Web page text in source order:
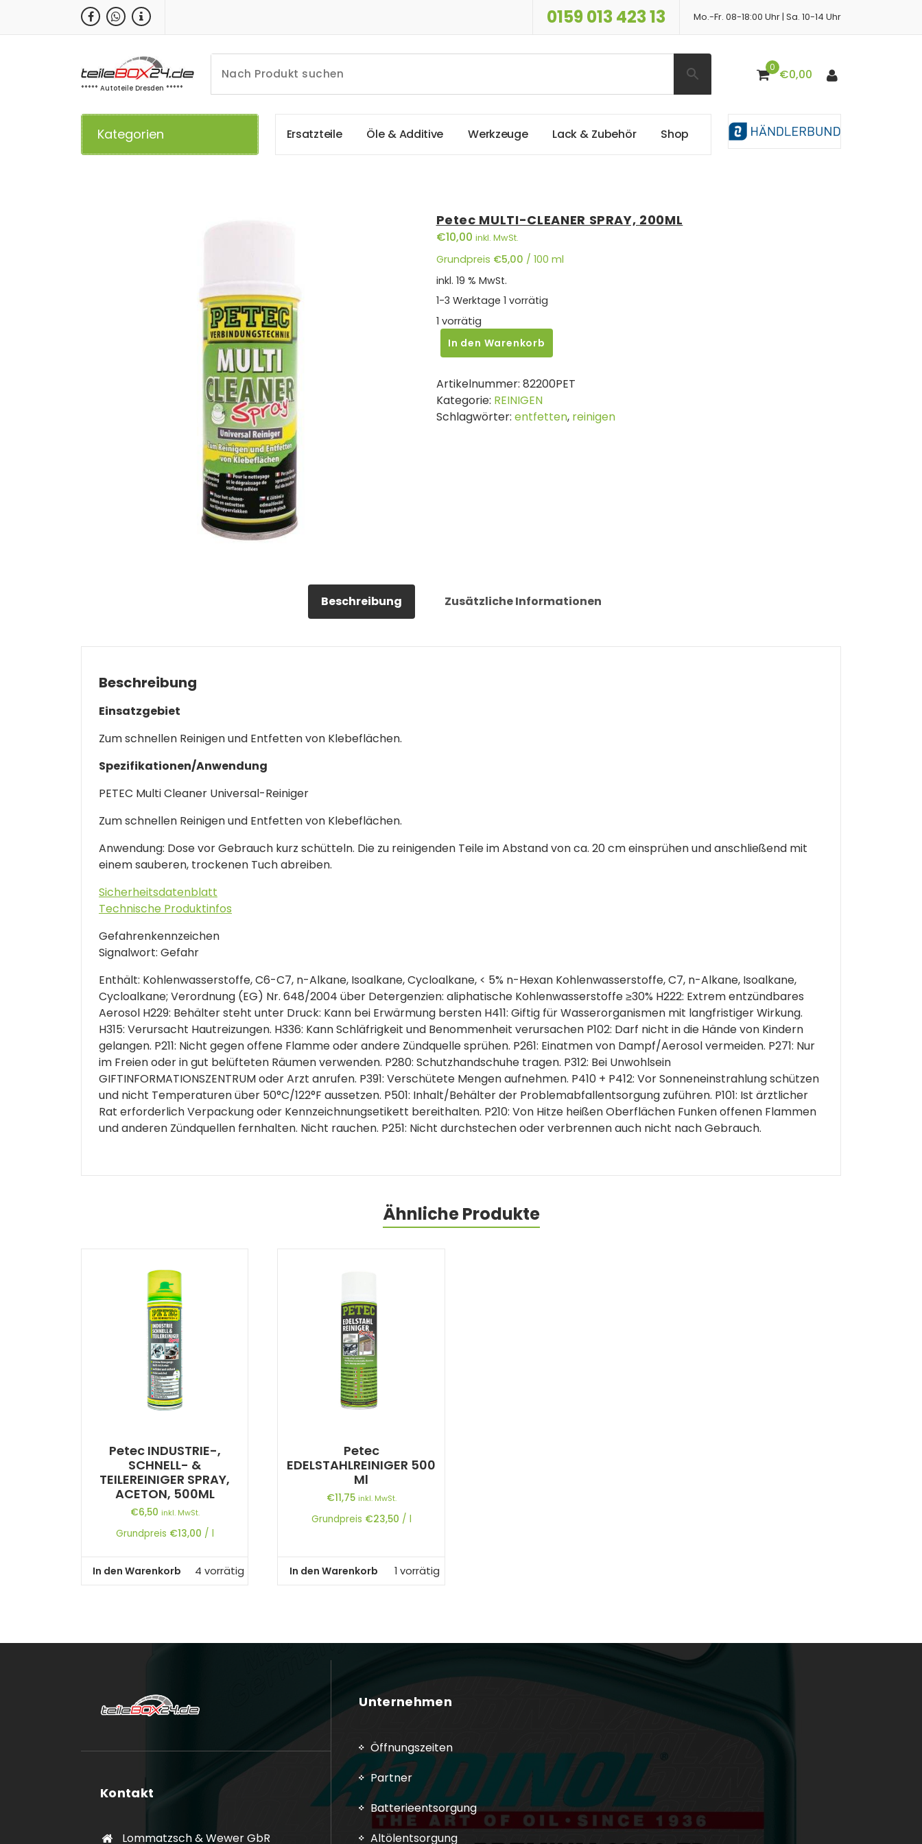
0159 013 423 13 Mo.-Fr. 08-18:00 Uhr | Sa. 10-14 Uhr
***** Autoteile Dresden *****
0 €0,00
Kategorien Ersatzteile Öle &Additive Werkzeuge Lack & Zubehör Shop
Petec MULTI-CLEANER SPRAY, 200ML
€10,00 inkl. MwSt.
Grundpreis €5,00 / 100 ml
inkl. 19 % MwSt.
1-3 Werktage 1 vorrätig
1 vorrätig
Petec
MULTI-
SPRAY,
200ML
Menge
In den Warenkorb
Artikelnummer: 82200PET
Kategorie: REINIGEN
Schlagwörter: entfetten, reinigen
Beschreibung Zusätzliche Informationen
Beschreibung
Einsatzgebiet
Zum schnellen Reinigen und Entfetten von Klebeflächen.
Spezifikationen/Anwendung
PETEC Multi Cleaner Universal-Reiniger
Zum schnellen Reinigen und Entfetten von Klebeflächen.
Anwendung: Dose vor Gebrauch kurz schütteln. Die zu reinigenden Teile im Abstand von ca. 20 cm einsprühen und anschließend mit
einem sauberen, trockenen Tuch abreiben.
Sicherheitsdatenblatt
Technische Produktinfos
Gefahrenkennzeichen
Signalwort: Gefahr
Enthält: Kohlenwasserstoffe, C6-C7, n-Alkane, Isoalkane, Cycloalkane, < 5% n-Hexan Kohlenwasserstoffe, C7, n-Alkane, Isoalkane,
Cycloalkane; Verordnung (EG) Nr. 648/2004 über Detergenzien: aliphatische Kohlenwasserstoffe ≥30% H222: Extrem entzündbares
Aerosol H229: Behälter steht unter Druck: Kann bei Erwärmung bersten H411: Giftig für Wasserorganismen mit langfristiger Wirkung.
H315: Verursacht Hautreizungen. H336: Kann Schläfrigkeit und Benommenheit verursachen P102: Darf nicht in die Hände von Kindern
gelangen. P211: Nicht gegen offene Flamme oder andere Zündquelle sprühen. P261: Einatmen von Dampf/Aerosol vermeiden. P271: Nur
im Freien oder in gut belüfteten Räumen verwenden. P280: Schutzhandschuhe tragen. P312: Bei Unwohlsein
GIFTINFORMATIONSZENTRUM oder Arzt anrufen. P391: Verschütete Mengen aufnehmen. P410 + P412: Vor Sonneneinstrahlung schützen
und nicht Temperaturen über 50°C/122°F aussetzen. P501: Inhalt/Behälter der Problemabfallentsorgung zuführen. P101: Ist ärztlicher
Rat erforderlich Verpackung oder Kennzeichnungsetikett bereithalten. P210: Von Hitze heißen Oberflächen Funken offenen Flammen
und anderen Zündquellen fernhalten. Nicht rauchen. P251: Nicht durchstechen oder verbrennen auch nicht nach Gebrauch.
Ähnliche Produkte
Petec INDUSTRIE-,
SCHNELL- &
TEILEREINIGER SPRAY,
ACETON, 500ML
€6,50 inkl. MwSt.
Grundpreis €13,00 / l
In den Warenkorb 4 vorrätig
Petec
EDELSTAHLREINIGER 500
Ml
€11,75 inkl. MwSt.
Grundpreis €23,50 / l
In den Warenkorb 1 vorrätig
Kontakt
Lommatzsch & Wewer GbR
Unternehmen
Öffnungszeiten
Partner
Batterieentsorgung
Altölentsorgung